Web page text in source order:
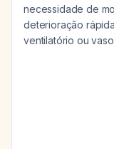
necessidade de
deterioração
ventilatório ou